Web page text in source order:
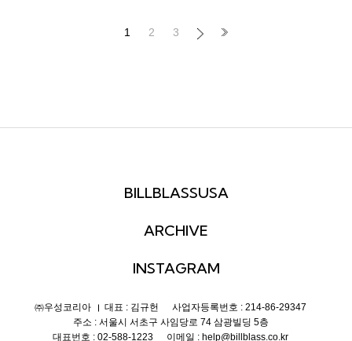
1 2 3
BILLBLASSUSA
ARCHIVE
INSTAGRAM
㈜우성코리아 대표 : 김규헌
사업자등록번호 : 214-86-29347
주소 : 서울시 서초구 사임당로 74 삼광빌딩 5층
대표번호 : 02-588-1223
이메일 : help@billblass.co.kr